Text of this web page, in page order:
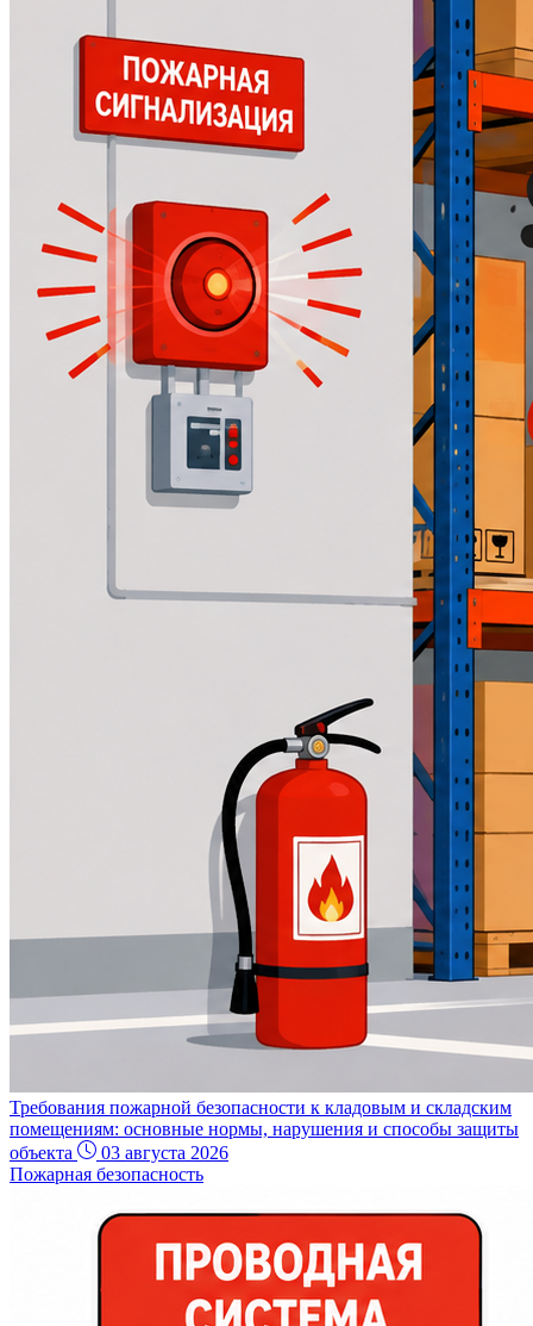
Требования пожарной безопасности к кладовым и складским
помещениям: основные нормы, нарушения и способы защиты
объекта
03 августа 2026
Пожарная безопасность